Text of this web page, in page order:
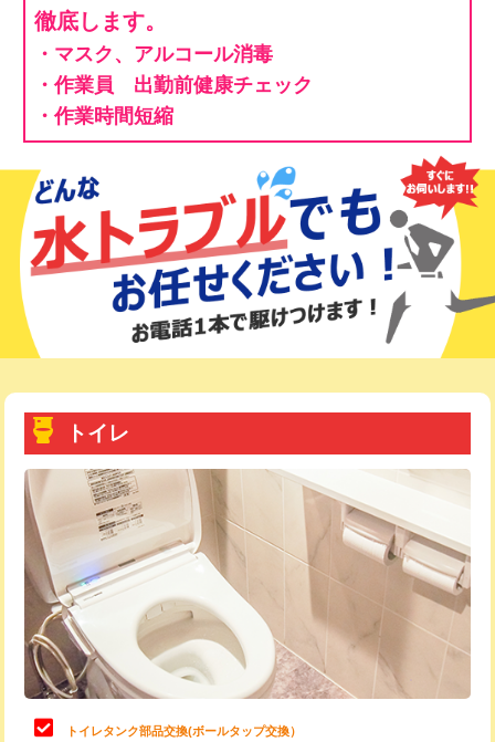
徹底します。
・マスク、アルコール消毒
・作業員 出勤前健康チェック
・作業時間短縮
トイレ
トイレタンク部品交換(ボールタップ交換）